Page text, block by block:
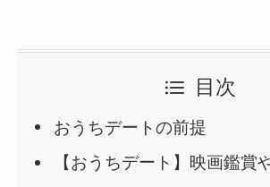
目次
おうちデートの前提
【おうちデート】映画鑑賞